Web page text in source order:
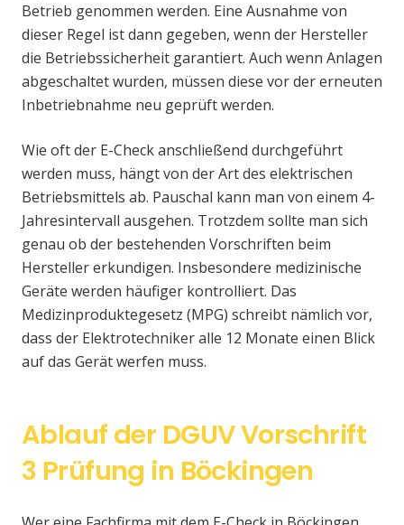
Betrieb genommen werden. Eine Ausnahme von
dieser Regel ist dann gegeben, wenn der Hersteller
die Betriebssicherheit garantiert. Auch wenn Anlagen
abgeschaltet wurden, müssen diese vor der erneuten
Inbetriebnahme neu geprüft werden.
Wie oft der E-Check anschließend durchgeführt
werden muss, hängt von der Art des elektrischen
Betriebsmittels ab. Pauschal kann man von einem 4-
Jahresintervall ausgehen. Trotzdem sollte man sich
genau ob der bestehenden Vorschriften beim
Hersteller erkundigen. Insbesondere medizinische
Geräte werden häufiger kontrolliert. Das
Medizinproduktegesetz (MPG) schreibt nämlich vor,
dass der Elektrotechniker alle 12 Monate einen Blick
auf das Gerät werfen muss.
Ablauf der DGUV Vorschrift
3 Prüfung in Böckingen